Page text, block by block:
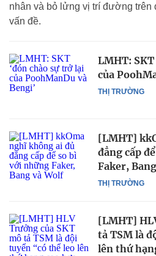
nhân và bỏ lửng vị trí đường trên
vấn đề.
THỊ TRƯỜNG
LMHT:
của
THỊ TRƯỜNG
[LMHT]
đẳng cấp
Faker,
[LMHT]
tả TSM là
lên thứ